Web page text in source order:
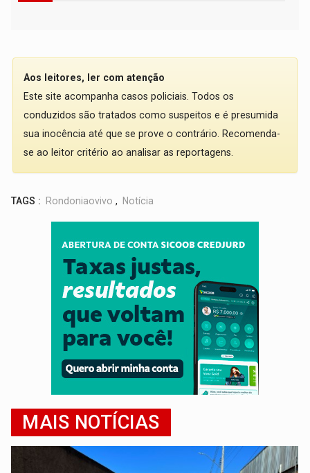
Aos leitores, ler com atenção
Este site acompanha casos policiais. Todos os
conduzidos são tratados como suspeitos e é presumida
sua inocência até que se prove o contrário. Recomenda-
se ao leitor critério ao analisar as reportagens.
TAGS : Rondoniaovivo , Notícia
MAIS NOTÍCIAS